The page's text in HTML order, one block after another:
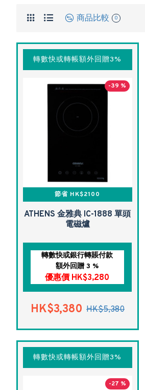
商品比較 0
轉數快或轉帳額外回贈3%
-39 %
節省 HK$2100
ATHENS 金雅典 IC-1888 單頭
電磁爐
轉數快或銀行轉賬付款
額外回贈 3 %
優惠價 HK$3,280
HK$3,380 HK$5,380
轉數快或轉帳額外回贈3%
-27 %